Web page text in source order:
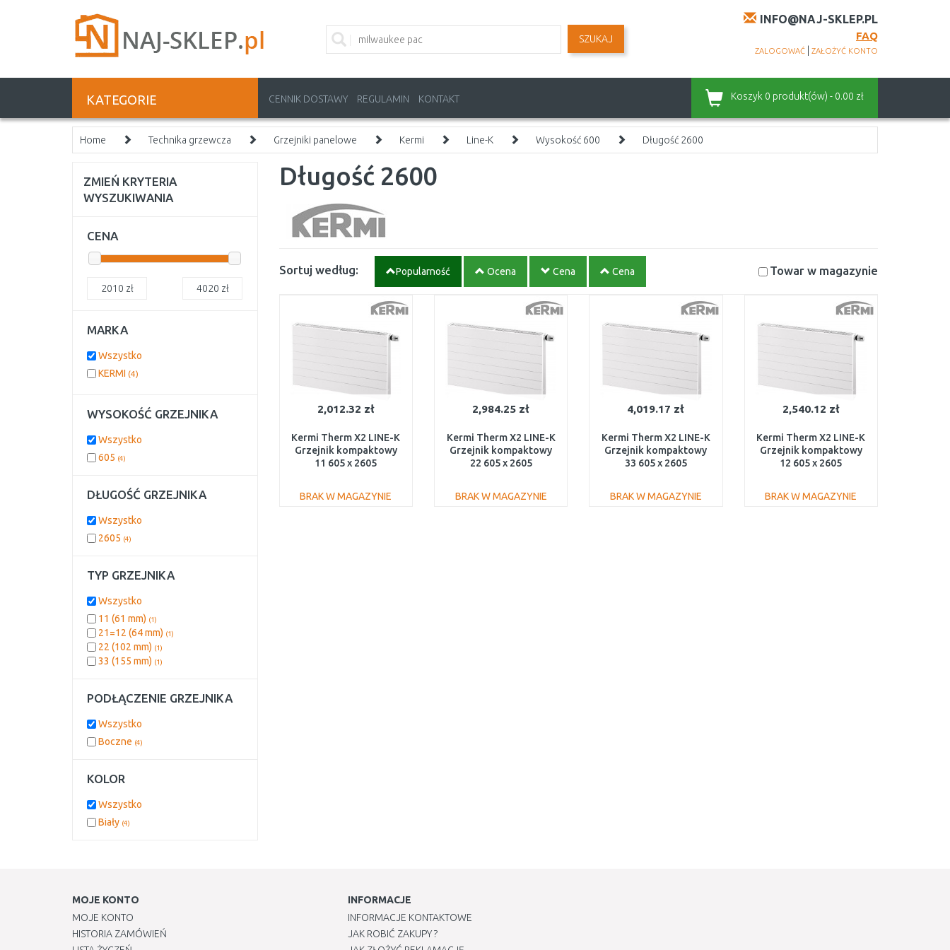
INFO@NAJ-SKLEP.PL
FAQ
ZALOGOWAĆ ZAŁOŻYĆ KONTO
SZUKAJ
KATEGORIE CENNIK DOSTAWY REGULAMIN KONTAKT Koszyk 0 produkt(ów) - 0.00 zł
Home Technika grzewcza Grzejniki panelowe Kermi Line-K Wysokość 600 Długość 2600
Długość 2600
Sortuj według: Popularność Ocena Cena Cena Towar w magazynie
2,012.32 zł
Kermi Therm X2 LINE-K
Grzejnik kompaktowy
11 605 x 2605
BRAK W MAGAZYNIE
2,984.25 zł
Kermi Therm X2 LINE-K
Grzejnik kompaktowy
22 605 x 2605
BRAK W MAGAZYNIE
4,019.17 zł
Kermi Therm X2 LINE-K
Grzejnik kompaktowy
33 605 x 2605
BRAK W MAGAZYNIE
2,540.12 zł
Kermi Therm X2 LINE-K
Grzejnik kompaktowy
12 605 x 2605
BRAK W MAGAZYNIE
ZMIEŃ KRYTERIA
WYSZUKIWANIA
CENA
2010 zł 4020 zł
MARKA
Wszystko
KERMI (4)
WYSOKOŚĆ GRZEJNIKA
Wszystko
605 (4)
DŁUGOŚĆ GRZEJNIKA
Wszystko
2605 (4)
TYP GRZEJNIKA
Wszystko
11 (61 mm) (1)
21=12 (64 mm) (1)
22 (102 mm) (1)
33 (155 mm) (1)
PODŁĄCZENIE GRZEJNIKA
Wszystko
Boczne (4)
KOLOR
Wszystko
Biały (4)
MOJE KONTO
MOJE KONTO
HISTORIA ZAMÓWIEŃ
INFORMACJE
INFORMACJE KONTAKTOWE
JAK ROBIĆ ZAKUPY ?